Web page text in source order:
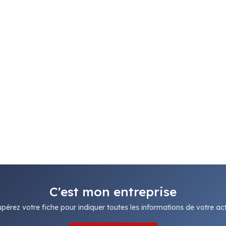
C'est mon entreprise
votre fiche pour indiquer toutes les informations de votre